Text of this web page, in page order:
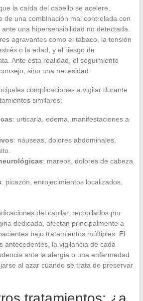
la caída del cabello se acelere,
de una combinación mal controlada con
una hipersensibilidad no detectada.
agravantes como el tabaco, la tensión
o la edad, y el riesgo de
Ante esta realidad, el seguimiento
sino una necesidad.
complicaciones a vigilar durante
similares:
: urticaria, edema, manifestaciones a
: náuseas, dolores abdominales,
: mareos, dolores de cabeza
: picazón, enrojecimientos localizados,
del capilar, recopilados por
dedicada, afectan principalmente a
bajo tratamientos múltiples. El
antecedentes, la vigilancia de cada
ante la alergia o una enfermedad
al azar cuando se trata de preservar